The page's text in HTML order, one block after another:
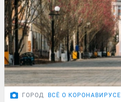
ГОРОД ВСЁ О КОРОНАВИРУСЕ